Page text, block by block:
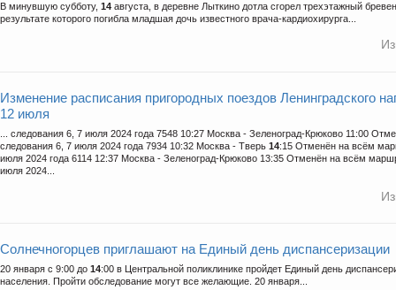
В минувшую субботу, 14 августа, в деревне Лыткино дотла сгорел трехэтажный
результате которого погибла младшая дочь известного врача-кардиохирурга...
Изменение расписания пригородных поездов Ленинградского
12 июля
... следования 6, 7 июля 2024 года 7548 10:27 Москва - Зеленоград-Крюково 11:00
следования 6, 7 июля 2024 года 7934 10:32 Москва - Тверь 14:15 Отменён на всём
июля 2024 года 6114 12:37 Москва - Зеленоград-Крюково 13:35 Отменён на всём
июля 2024...
Солнечногорцев пpиглашают на Единый день диспансеризации
20 января с 9:00 до 14:00 в Центральной поликлинике пройдет Единый день
населения. Пройти обследование могут все желающие. 20 января...